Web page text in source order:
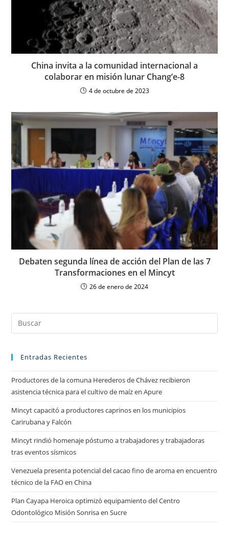
China invita a la comunidad internacional a
colaborar en misión lunar Chang’e-8
4 de octubre de 2023
Debaten segunda línea de acción del Plan de las 7
Transformaciones en el Mincyt
26 de enero de 2024
Entradas Recientes
Productores de la comuna Herederos de Chávez recibieron
asistencia técnica para el cultivo de maíz en Apure
Mincyt capacitó a productores caprinos en los municipios
Carirubana y Falcón
Mincyt rindió homenaje póstumo a trabajadores y trabajadoras
tras eventos sísmicos
Venezuela presenta potencial del cacao fino de aroma en encuentro
técnico de la FAO en China
Plan Cayapa Heroica optimizó equipamiento del Centro
Odontológico Misión Sonrisa en Sucre